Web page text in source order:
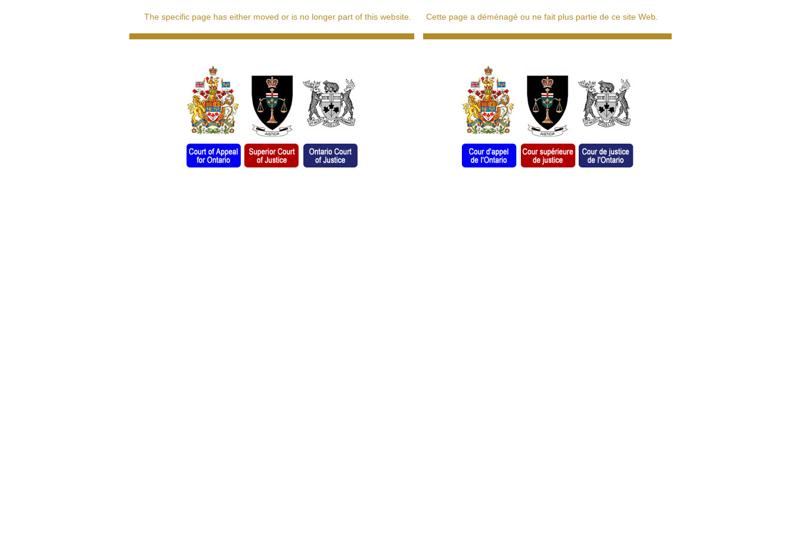
The specific page has either moved or is no longer part of this website. Cette page a déménagé ou ne fait plus partie de ce site Web.